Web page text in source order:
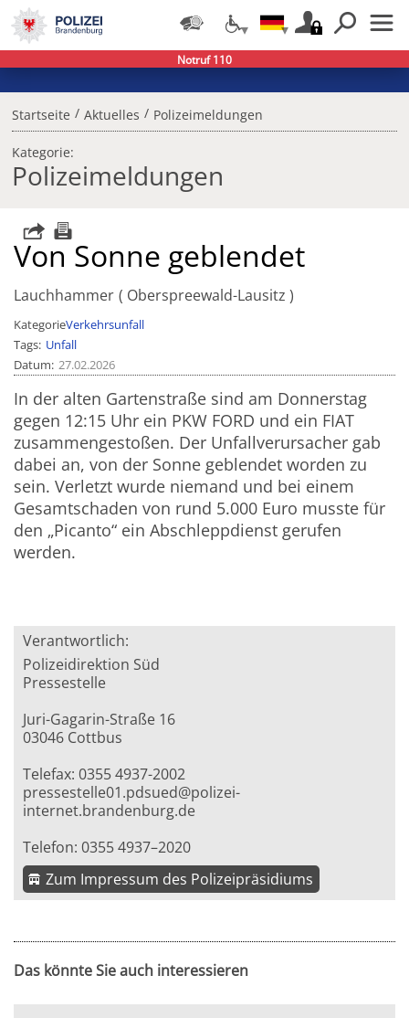
Startseite / Aktuelles / Polizeimeldungen
Kategorie:
Polizeimeldungen
Von Sonne geblendet
Lauchhammer Oberspreewald-Lausitz
KategorieVerkehrsunfall
Tags Unfall
Datum 27.02.2026
In der alten Gartenstraße sind am Donnerstag
gegen 12:15 Uhr ein PKW FORD und ein FIAT
zusammengestoßen. Der Unfallverursacher gab
dabei an, von der Sonne geblendet worden zu
sein. Verletzt wurde niemand und bei einem
Gesamtschaden von rund 5.000 Euro musste für
den „Picanto“ ein Abschleppdienst gerufen
werden.
Verantwortlich:
Polizeidirektion Süd
Pressestelle
Juri-Gagarin-Straße 16
03046 Cottbus
Telefax: 0355 4937-2002
pressestelle01.pdsued@polizei-
internet.brandenburg.de
Telefon: 0355 4937–2020
Zum Impressum des Polizeipräsidiums
Das könnte Sie auch interessieren
Notruf 110